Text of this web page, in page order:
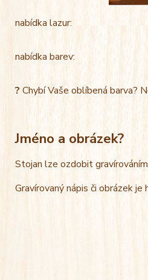
nabídka lazur:
nabídka barev:
? Chybí Vaše oblíbená barva?
Jméno a obrázek?
Stojan lze ozdobit
Gravírovaný nápis či obrázek je